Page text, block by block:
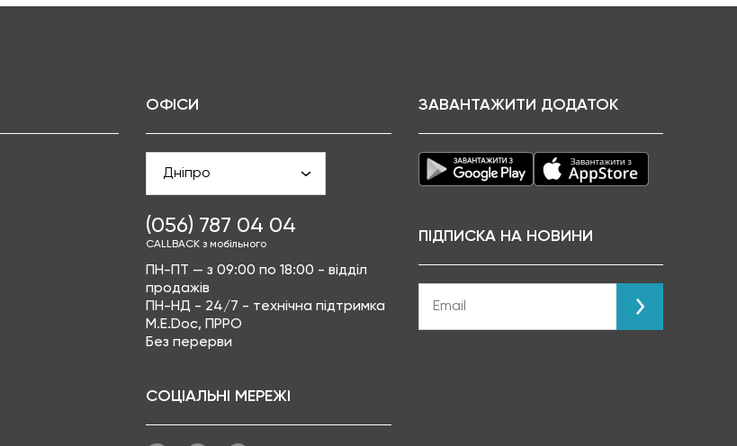
ОФІСИ
Дніпро
(056) 787 04 04
CALLBACK з мобільного
ПН-ПТ — з 09:00 по 18:00 - відділ
продажів
ПН-НД - 24/7 - технічна підтримка
M.E.Doc, ПРРО
Без перерви
СОЦІАЛЬНІ МЕРЕЖІ
ЗАВАНТАЖИТИ ДОДАТОК
ПІДПИСКА НА НОВИНИ